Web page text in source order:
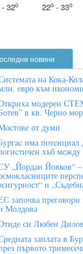
- 32o 22o - 33o
новини
на Кока-
евро към
модерен
в кв. Черно
от думи
имa пoтeнциaл
xъб
„Йордан Йовков“ –
и
започва преговори
Молдова
си Любен
заплата в
първото